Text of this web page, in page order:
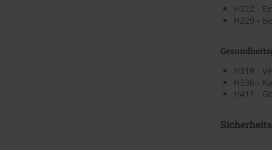
H222 -
H229 -
H319 -
H336 -
H411 -